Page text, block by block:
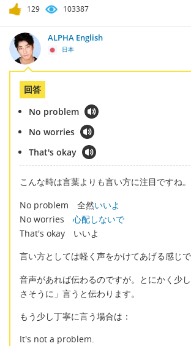
129 103387
ALPHA English
日本
回答
No problem
No worries
That's okay
こんな時は言葉よりも言い方に注目ですね。
No problem 全然いいよ
No worries 心配しないで
That's okay いいよ
言い方としては軽く声をかけてあげる感じ
音声があれば伝わるのですが。とにかく少
さそうに」言うと伝わります。
もう少し丁寧に言う場合は：
It's not a problem.